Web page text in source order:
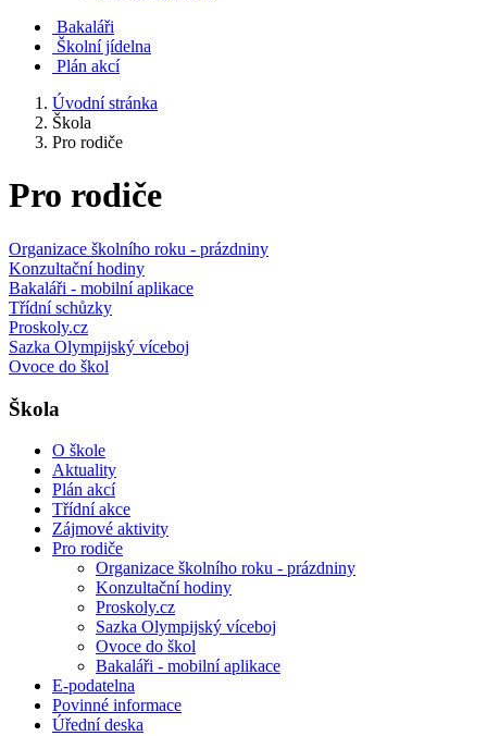
Bakaláři
Školní jídelna
Plán akcí
Úvodní stránka
Škola
Pro rodiče
Pro rodiče
Organizace školního roku - prázdniny
Konzultační hodiny
Bakaláři - mobilní aplikace
Třídní schůzky
Proskoly.cz
Sazka Olympijský víceboj
Ovoce do škol
Škola
O škole
Aktuality
Plán akcí
Třídní akce
Zájmové aktivity
Pro rodiče
Organizace školního roku - prázdniny
Konzultační hodiny
Proskoly.cz
Sazka Olympijský víceboj
Ovoce do škol
Bakaláři - mobilní aplikace
E-podatelna
Povinné informace
Úřední deska